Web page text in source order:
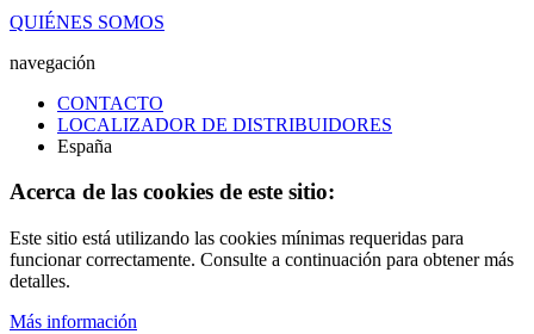
QUIÉNES SOMOS
navegación
CONTACTO
LOCALIZADOR DE DISTRIBUIDORES
España
Acerca de las cookies de este sitio:
Este sitio está utilizando las cookies mínimas requeridas para
funcionar correctamente. Consulte a continuación para obtener más
detalles.
Más información